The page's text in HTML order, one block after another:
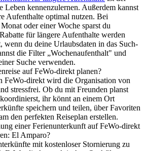
Leben kennenzulernen. Außerdem kannst
Aufenthalte optimal nutzen. Bei
oder einer Woche sparst du
für längere Aufenthalte werden
wenn du deine Urlaubsdaten in das Such-
die Filter „Wochenaufenthalt" und
Suche verwenden.
auf FeWo-direkt planen?
FeWo-direkt wird die Organisation von
stressfrei. Ob du mit Freunden planst
ihr könnt an einem Ort
speichern und teilen, über Favoriten
den perfekten Reiseplan erstellen.
einer Ferienunterkunft auf FeWo-direkt
El Amparo?
mit kostenloser Stornierung zu